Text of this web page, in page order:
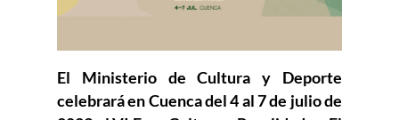
El Ministerio de Cultura y Deporte
celebrará en Cuenca del 4 al 7 de julio de